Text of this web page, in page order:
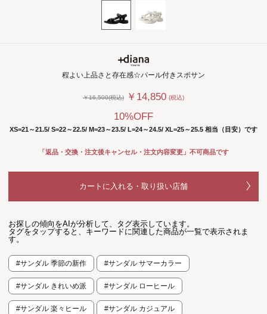
程よい上品さと存在感☆パール付きスポサン
￥16,500(税込) ￥14,850 (税込)
10%OFF
XS=21～21.5/ S=22～22.5/ M=23～23.5/ L=24～24.5/ XL=25～25.5 相当（目安）です
「返品・交換・注文後キャンセル・注文内容変更」不可商品です
カートに入れる・取り扱い店舗
お探しの傾向をAIが分析して、タグ表示しています。
タグをタップすると、キーワードに関連した商品が一覧で表示されま
す。
#サンダル 季節の新作 #サンダル サマーカラー
#サンダル きれいめ派 #サンダル ローヒール
#サンダル 楽々ヒール #サンダル カジュアル